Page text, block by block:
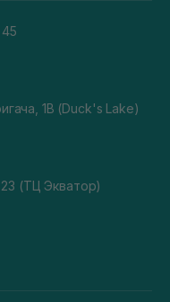
1В (Duck's Lake)
23 (ТЦ Экватор)